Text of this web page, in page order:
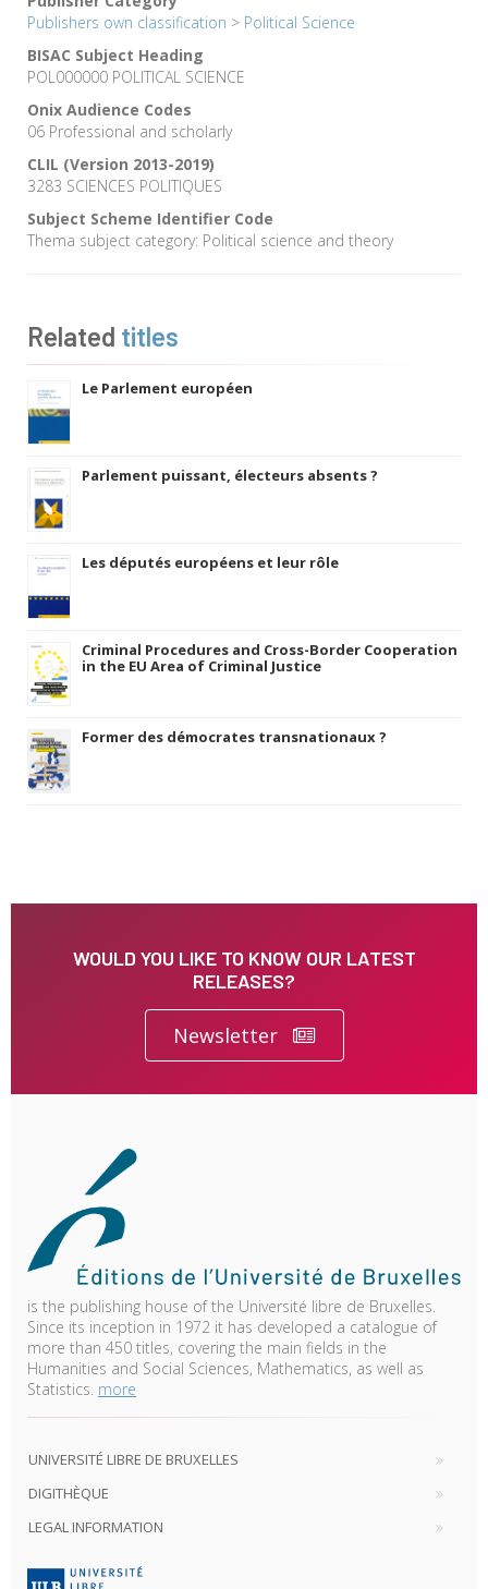
Publishers own classification > Political Science
BISAC Subject Heading
POL000000 POLITICAL SCIENCE
Onix Audience Codes
06 Professional and scholarly
CLIL (Version 2013-2019)
3283 SCIENCES POLITIQUES
Subject Scheme Identifier Code
Thema subject category: Political science and theory
Related titles
Le Parlement européen
Parlement puissant, électeurs absents ?
Les députés européens et leur rôle
Criminal Procedures and Cross-Border Cooperation
in the EU Area of Criminal Justice
Former des démocrates transnationaux ?
WOULD YOU LIKE TO KNOW OUR LATEST
RELEASES?
Newsletter
is the publishing house of the Université libre de Bruxelles.
Since its inception in 1972 it has developed a catalogue of
more than 450 titles, covering the main fields in the
Humanities and Social Sciences, Mathematics, as well as
Statistics. more
UNIVERSITÉ LIBRE DE BRUXELLES
DIGITHÈQUE
LEGAL INFORMATION